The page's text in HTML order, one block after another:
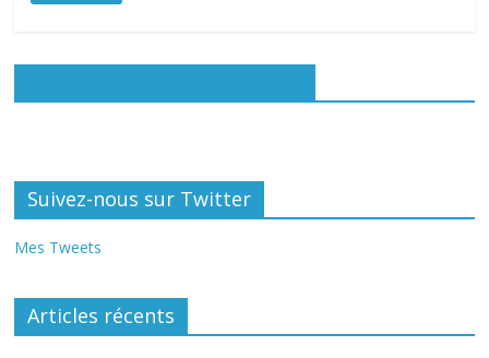
Suivez-nous sur Twitter
Mes Tweets
Articles récents